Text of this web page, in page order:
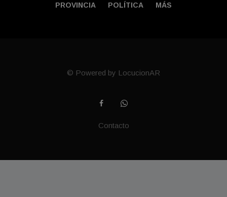
PROVINCIA POLÍTICA MÁS
© Powered by LocucionAR
Contacto